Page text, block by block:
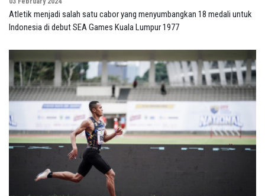
Atletik menjadi salah satu cabor yang menyumbangkan 18 medali untuk
Indonesia di debut SEA Games Kuala Lumpur 1977